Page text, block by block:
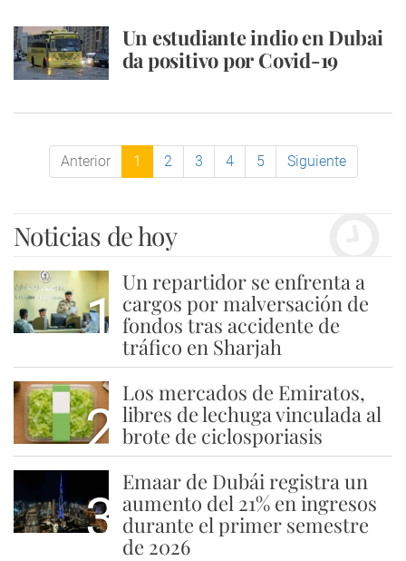
Un estudiante indio en Dubai
da positivo por Covid-19
Anterior 1 2 3 4 5 Siguiente
Noticias de hoy
1
Un repartidor se enfrenta a
cargos por malversación de
fondos tras accidente de
tráfico en Sharjah
2
Los mercados de Emiratos,
libres de lechuga vinculada al
brote de ciclosporiasis
3
Emaar de Dubái registra un
aumento del 21% en ingresos
durante el primer semestre
de 2026